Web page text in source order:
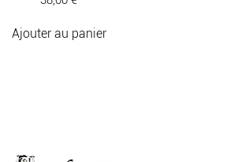
Ajouter au panier